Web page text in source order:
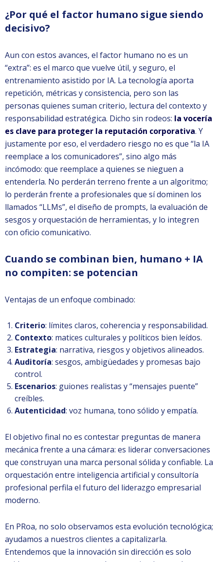
¿Por qué el factor humano sigue siendo
decisivo?
Aun con estos avances, el factor humano no es un
“extra”: es el marco que vuelve útil, y seguro, el
entrenamiento asistido por IA. La tecnología aporta
repetición, métricas y consistencia, pero son las
personas quienes suman criterio, lectura del contexto y
responsabilidad estratégica. Dicho sin rodeos: la vocería
es clave para proteger la reputación corporativa. Y
justamente por eso, el verdadero riesgo no es que “la IA
reemplace a los comunicadores”, sino algo más
incómodo: que reemplace a quienes se nieguen a
entenderla. No perderán terreno frente a un algoritmo;
lo perderán frente a profesionales que sí dominen los
llamados “LLMs”, el diseño de prompts, la evaluación de
sesgos y orquestación de herramientas, y lo integren
con oficio comunicativo.
Cuando se combinan bien, humano + IA
no compiten: se potencian
Ventajas de un enfoque combinado:
Criterio: límites claros, coherencia y responsabilidad.
Contexto: matices culturales y políticos bien leídos.
Estrategia: narrativa, riesgos y objetivos alineados.
Auditoría: sesgos, ambigüedades y promesas bajo
control.
Escenarios: guiones realistas y “mensajes puente”
creíbles.
Autenticidad: voz humana, tono sólido y empatía.
El objetivo final no es contestar preguntas de manera
mecánica frente a una cámara: es liderar conversaciones
que construyan una marca personal sólida y confiable. La
orquestación entre inteligencia artificial y consultoría
profesional perfila el futuro del liderazgo empresarial
moderno.
En PRoa, no solo observamos esta evolución tecnológica;
ayudamos a nuestros clientes a capitalizarla.
Entendemos que la innovación sin dirección es solo